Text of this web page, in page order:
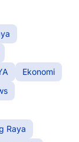
Ekonomi
Raya